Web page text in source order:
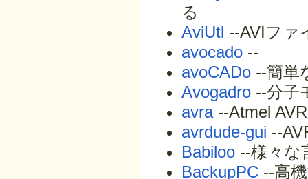
る
AviUtl --AVIファ
avocado --
avoCADo --簡単
Avogadro --分子
avra--Atmel
avrdude-gui --
Babiloo --様々な
BackupPC --高